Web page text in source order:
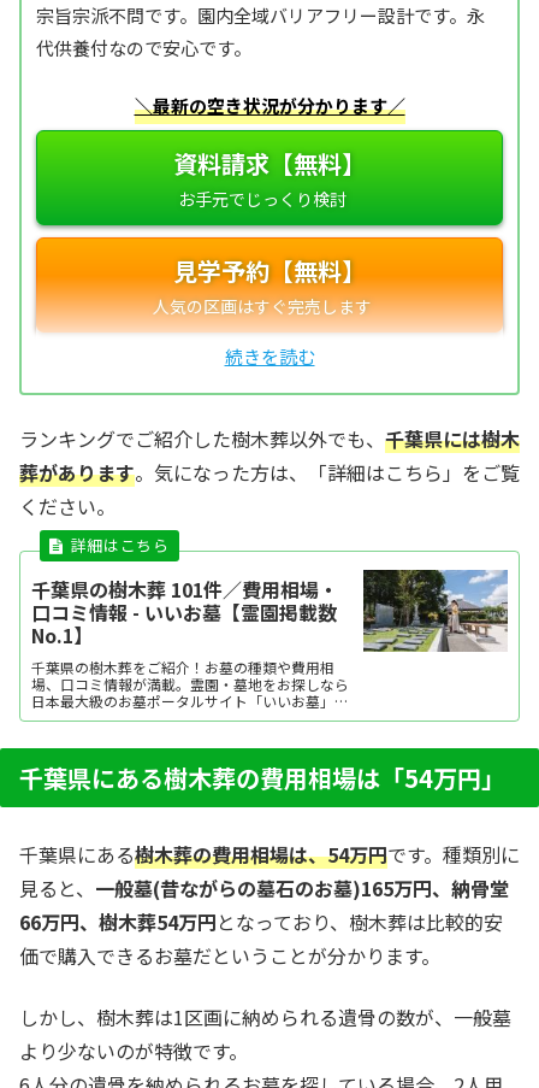
宗旨宗派不問です。園内全域バリアフリー設計です。永
代供養付なので安心です。
＼最新の空き状況が分かります／
資料請求【無料】
見学予約【無料】
ランキングでご紹介した樹木葬以外でも、 千葉県には樹木
葬があります。気になった方は、「詳細はこちら」をご覧
ください。
千葉県の樹木葬 101件／費用相場・
口コミ情報 - いいお墓【霊園掲載数
No.1】
千葉県の樹木葬をご紹介！お墓の種類や費用相
場、口コミ情報が満載。霊園・墓地をお探しなら
日本最大級のお墓ポータルサイト「いいお墓」に
お任せください。資料請求・見学予約・お墓の相
方など、お墓探しに役立つ情報も提供中。
千葉県にある樹木葬の費用相場は「54万円」
千葉県にある樹木葬の費用相場は、54万円です。種類別に
見ると、 一般墓(昔ながらの墓石のお墓)165万円、納骨堂
66万円、樹木葬54万円となっており、樹木葬は比較的安
価で購入できるお墓だということが分かります。
しかし、樹木葬は1区画に納められる遺骨の数が、一般墓
より少ないのが特徴です。